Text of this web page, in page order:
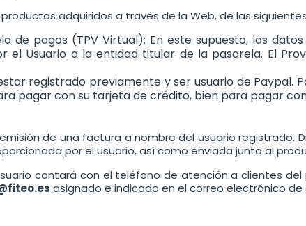
adquiridos a través de la Web, de las
de pagos (TPV Virtual): En este supuesto, los
Usuario a la entidad titular de la pasarela. El
registrado previamente y ser usuario de Paypal.
pagar con su tarjeta de crédito, bien para pagar
de una factura a nombre del usuario
por el usuario, así como enviada junto al
contará con el teléfono de atención a clientes
asignado e indicado en el correo electrónico